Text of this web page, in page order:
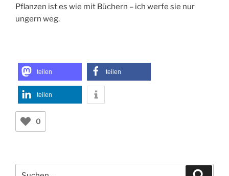
Pflanzen ist es wie mit Büchern – ich werfe sie nur
ungern weg.
teilen teilen
teilen
0